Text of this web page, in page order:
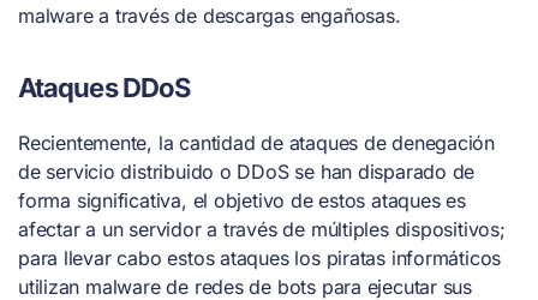
malware a través de descargas engañosas.
Ataques DDoS
Recientemente, la cantidad de ataques de denegación
de servicio distribuido o DDoS se han disparado de
forma significativa, el objetivo de estos ataques es
afectar a un servidor a través de múltiples dispositivos;
para llevar cabo estos ataques los piratas informáticos
utilizan malware de redes de bots para ejecutar sus